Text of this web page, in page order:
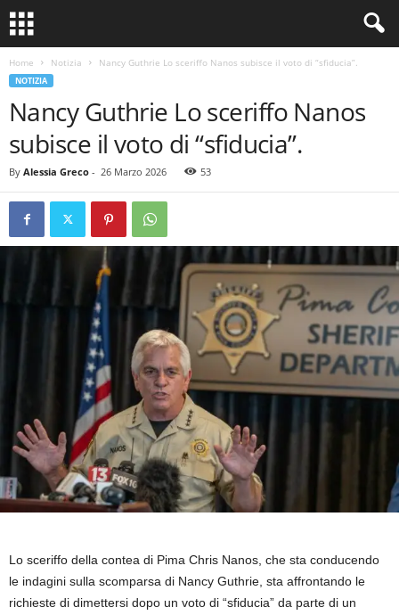
Home Notizia Nancy Guthrie Lo sceriffo Nanos subisce il voto di “sfiducia”.
NOTIZIA
Nancy Guthrie Lo sceriffo Nanos
subisce il voto di “sfiducia”.
By Alessia Greco - 26 Marzo 2026 53
Lo sceriffo della contea di Pima Chris Nanos, che sta conducendo
le indagini sulla scomparsa di Nancy Guthrie, sta affrontando le
richieste di dimettersi dopo un voto di “sfiducia” da parte di un